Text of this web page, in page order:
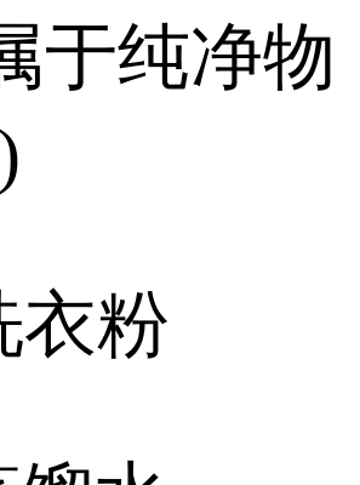
于纯净物
衣粉